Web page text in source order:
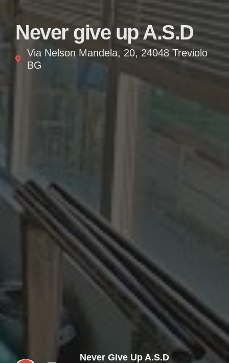
Never give up A.S.D
Via Nelson Mandela, 20, 24048 Treviolo
BG
Never Give Up A.S.D